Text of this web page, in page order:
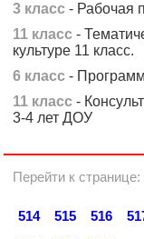
3 класс - Рабочая
11 класс -
культуре 11 класс.
6 класс -
11 класс -
3-4 лет ДОУ
Перейти к странице:
514 515 516